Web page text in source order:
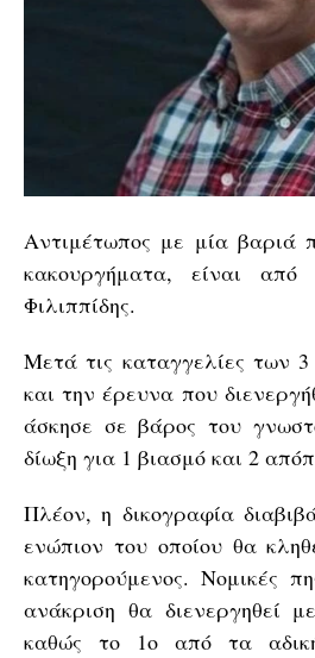
Αντιμέτωπος με μία βαριά
κακουργήματα, είναι
Φιλιππίδης.
Μετά τις καταγγελίες των
και την έρευνα που
άσκησε σε βάρος του
δίωξη για 1 βιασμό και 2
Πλέον, η δικογραφία
ενώπιον του οποίου θα
κατηγορούμενος. Νομικές
ανάκριση θα διενεργηθεί
καθώς το 1ο από τα